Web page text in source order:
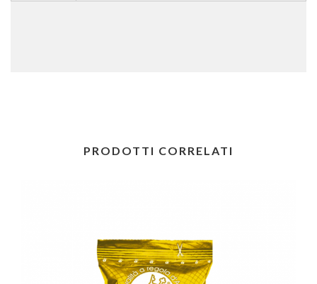
PRODOTTI CORRELATI